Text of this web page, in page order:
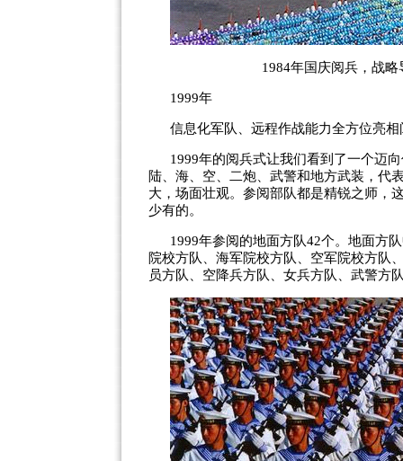
1984年国庆阅兵，战
1999年
信息化军队、远程作战能力全方位亮相
1999年的阅兵式让我们看到了一个迈
陆、海、空、二炮、武警和地方武装，代
大，场面壮观。参阅部队都是精锐之师，
少有的。
1999年参阅的地面方队42个。地面方
院校方队、海军院校方队、空军院校方队
员方队、空降兵方队、女兵方队、武警方